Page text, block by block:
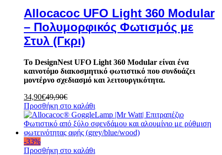
Allocacoc UFO Light 360 Modular
– Πολυμορφικός Φωτισμός με
Στυλ (Γκρι)
Το DesignNest UFO Light 360 Modular είναι ένα
καινοτόμο διακοσμητικό φωτιστικό που συνδυάζει
μοντέρνο σχεδιασμό και λειτουργικότητα.
34,90€49,90€
Προσθήκη στο καλάθι
-33%
Προσθήκη στο καλάθι